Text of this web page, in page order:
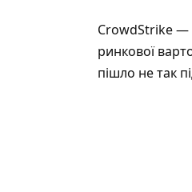
CrowdStrike —
ринкової
пішло не так